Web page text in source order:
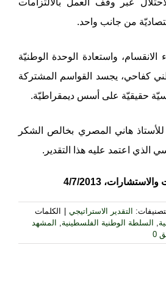
عبر وقف العمل بالالتزامات
من جانب واحد.
الانقسام، واستعادة الوحدة الوطنيّة
كفاحي، يجسد القواسم المشتركة
حقيقيّة على أسس ديمقراطيّة.
للأستاذ هاني المصري بخالص الشكر
الذي اعتمد عليه هذا التقدير.
4/7/2013
التقدير الاستراتيجي
الكلمات
السلطة الوطنية الفلسطينية
المشهد
0